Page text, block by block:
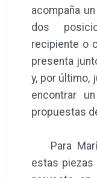
acompaña
dos
recipiente o
presenta
y, por último,
encontrar
propuestas
Para
estas piezas